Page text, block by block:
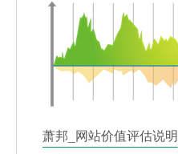
萧邦_网站价值评估说明